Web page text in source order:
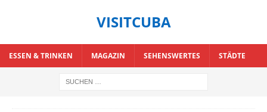
VISITCUBA
ESSEN & TRINKEN MAGAZIN SEHENSWERTES STÄDTE